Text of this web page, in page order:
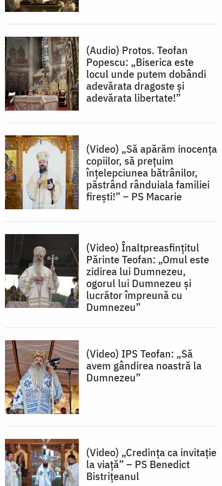
(Audio) Protos. Teofan
Popescu: „Biserica este
locul unde putem dobândi
adevărata dragoste și
adevărata libertate!”
(Video) „Să apărăm inocența
copiilor, să prețuim
înțelepciunea bătrânilor,
păstrând rânduiala familiei
firești!” – PS Macarie
(Video) Înaltpreasfințitul
Părinte Teofan: „Omul este
zidirea lui Dumnezeu,
ogorul lui Dumnezeu și
lucrător împreună cu
Dumnezeu”
(Video) IPS Teofan: „Să
avem gândirea noastră la
Dumnezeu”
(Video) „Credința ca invitație
la viață” – PS Benedict
Bistrițeanul